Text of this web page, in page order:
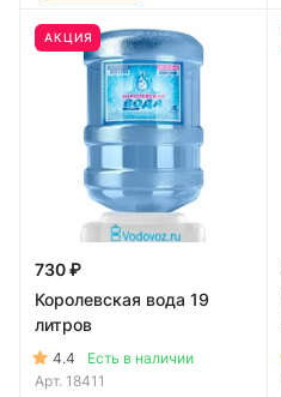
АКЦИЯ
730 ₽
Королевская вода 19
литров
4.4
Есть в наличии
Арт. 18411